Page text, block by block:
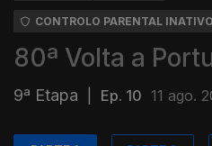
CONTROLO PARENTAL INATIVO
80ª Volta a
9ª Etapa Ep. 10 11 ago.